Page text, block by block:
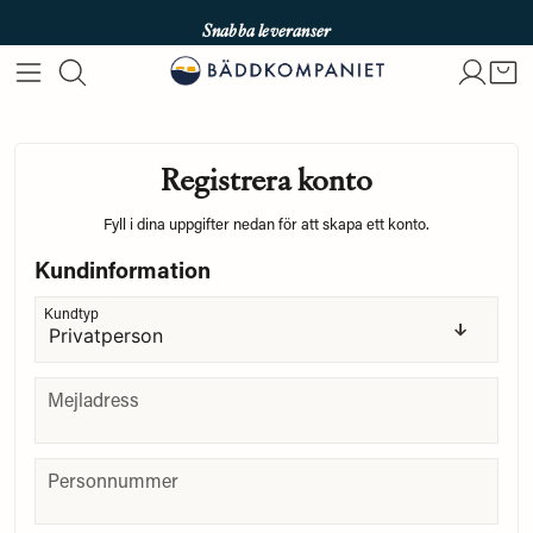
Snabba leveranser
Fri frakt över 699kr
Registrera konto
Fyll i dina uppgifter nedan för att skapa ett konto.
Kundinformation
frontend.form.customer_type
frontend.form.customr-type
Kundtyp
Mejladress
Mejladress
Personnummer
Personnummer